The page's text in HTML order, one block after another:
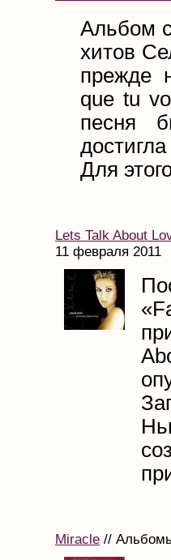
Альбом
хитов
прежде
que tu
песня
Для
Lets Talk About
11 февраля 2011
Miracle //